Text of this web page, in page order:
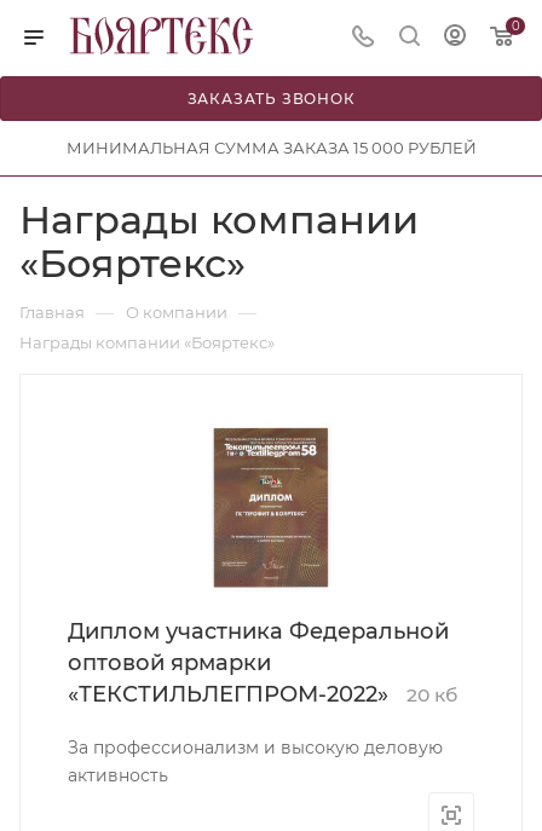
0
ЗАКАЗАТЬ ЗВОНОК
МИНИМАЛЬНАЯ СУММА ЗАКАЗА 15 000 РУБЛЕЙ
Награды компании
«Бояртекс»
Главная — О компании —
Награды компании «Бояртекс»
Диплом участника Федеральной
оптовой ярмарки
«ТЕКСТИЛЬЛЕГПРОМ-2022»
20 кб
За профессионализм и высокую деловую
активность